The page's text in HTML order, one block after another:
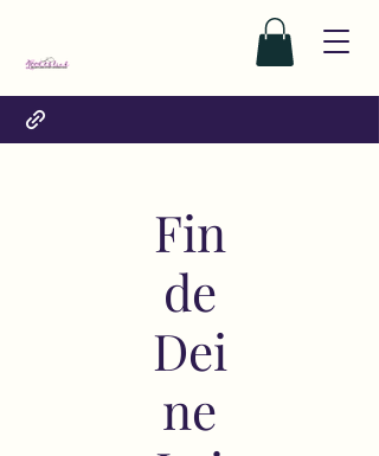
Fin
de
Dei
ne